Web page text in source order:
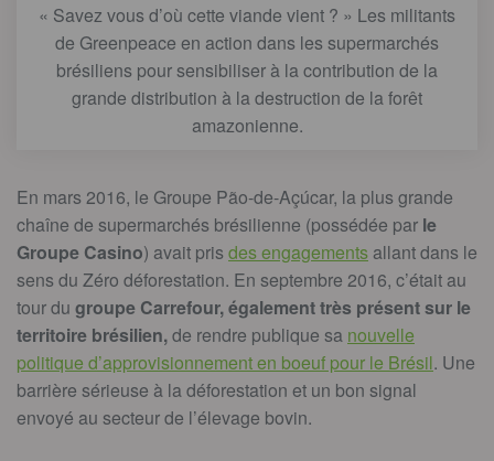
« Savez vous d’où cette viande vient ? » Les militants
de Greenpeace en action dans les supermarchés
brésiliens pour sensibiliser à la contribution de la
grande distribution à la destruction de la forêt
amazonienne.
En mars 2016, le Groupe Pão-de-Açúcar, la plus grande
chaîne de supermarchés brésilienne (possédée par le
Groupe Casino) avait pris des engagements allant dans le
sens du Zéro déforestation. En septembre 2016, c’était au
tour du groupe Carrefour, également très présent sur le
territoire brésilien,de rendre publique sa nouvelle
politique d’approvisionnement en boeuf pour le Brésil. Une
barrière sérieuse à la déforestation et un bon signal
envoyé au secteur de l’élevage bovin.